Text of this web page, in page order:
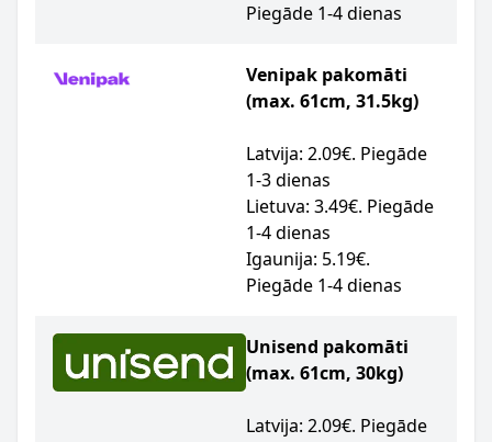
Piegāde 1-4 dienas
Venipak pakomāti
(max. 61cm, 31.5kg)
Latvija: 2.09€. Piegāde
1-3 dienas
Lietuva: 3.49€. Piegāde
1-4 dienas
Igaunija: 5.19€.
Piegāde 1-4 dienas
Unisend pakomāti
(max. 61cm, 30kg)
Latvija: 2.09€. Piegāde